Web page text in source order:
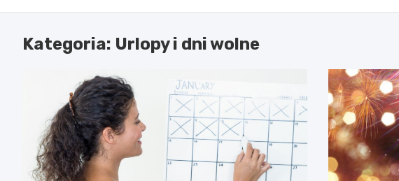
Kategoria: Urlopy i dni wolne